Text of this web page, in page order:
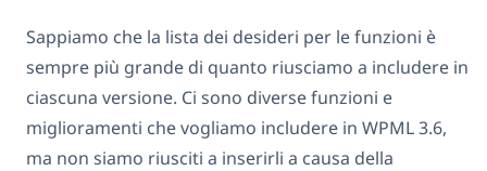
Sappiamo che la lista dei desideri per le funzioni è
sempre più grande di quanto riusciamo a includere in
ciascuna versione. Ci sono diverse funzioni e
miglioramenti che vogliamo includere in WPML 3.6,
ma non siamo riusciti a inserirli a causa della